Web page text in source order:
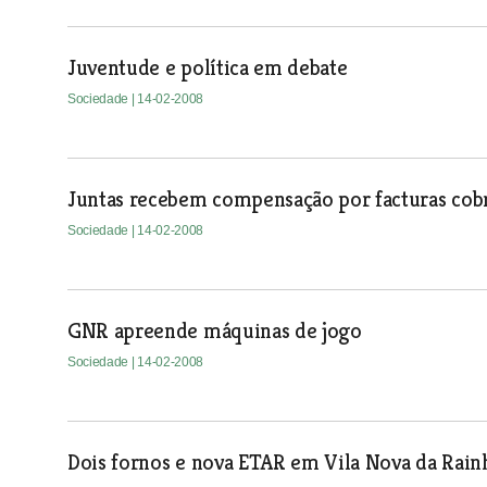
Juventude e política em debate
Sociedade | 14-02-2008
Juntas recebem compensação por facturas
Sociedade | 14-02-2008
GNR apreende máquinas de jogo
Sociedade | 14-02-2008
Dois fornos e nova ETAR em Vila Nova da